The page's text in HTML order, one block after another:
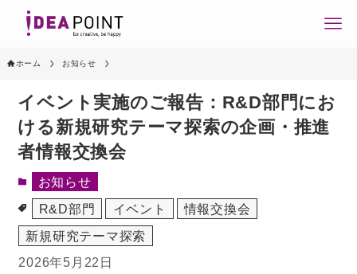
ホーム お知らせ
イベント実施のご報告：R&D部門にお
ける新規研究テーマ探索の企画・推進
者情報交換会
お知らせ
R&D部門
イベント
情報交換会
新規研究テーマ探索
2026年5月22日